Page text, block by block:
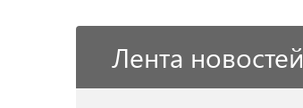
Лента новостей